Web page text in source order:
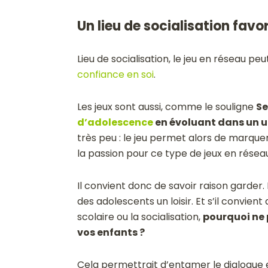
Un lieu de socialisation
Lieu de socialisation, le jeu en réseau
confiance en soi.
Les jeux sont aussi, comme le souligne
d’adolescenceen évoluant dans un
très peu : le jeu permet alors de
la passion pour ce type de jeux en
Il convient donc de savoir raison
des adolescents un loisir. Et s’il
scolaire ou la socialisation, pourquoi ne
vos enfants ?
Cela permettrait d’entamer le